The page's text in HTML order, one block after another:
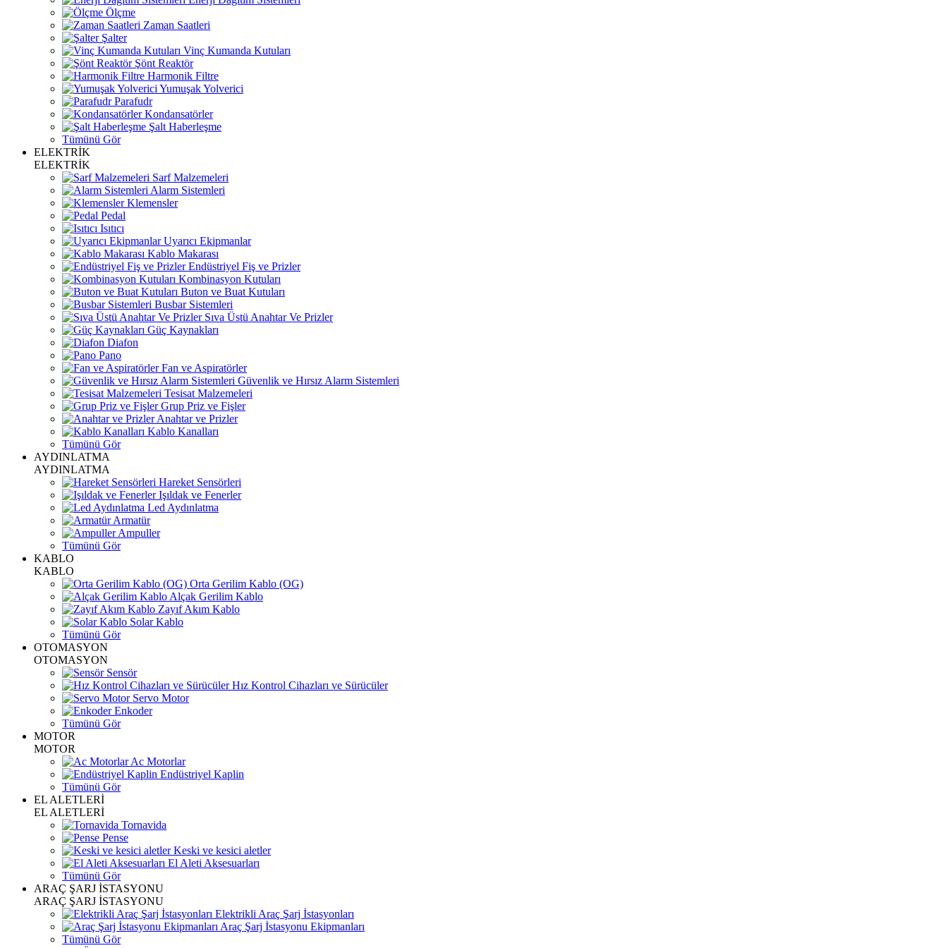
Ölçme
Zaman Saatleri
Şalter
Vinç Kumanda Kutuları
Şönt Reaktör
Harmonik Filtre
Yumuşak Yolverici
Parafudr
Kondansatörler
Şalt Haberleşme
Tümünü Gör
ELEKTRİK
ELEKTRİK
Sarf Malzemeleri
Alarm Sistemleri
Klemensler
Pedal
Isıtıcı
Uyarıcı Ekipmanlar
Kablo Makarası
Endüstriyel Fiş ve Prizler
Kombinasyon Kutuları
Buton ve Buat Kutuları
Busbar Sistemleri
Sıva Üstü Anahtar Ve Prizler
Güç Kaynakları
Diafon
Pano
Fan ve Aspiratörler
Güvenlik ve Hırsız Alarm Sistemleri
Tesisat Malzemeleri
Grup Priz ve Fişler
Anahtar ve Prizler
Kablo Kanalları
Tümünü Gör
AYDINLATMA
AYDINLATMA
Hareket Sensörleri
Işıldak ve Fenerler
Led Aydınlatma
Armatür
Ampuller
Tümünü Gör
KABLO
KABLO
Orta Gerilim Kablo (OG)
Alçak Gerilim Kablo
Zayıf Akım Kablo
Solar Kablo
Tümünü Gör
OTOMASYON
OTOMASYON
Sensör
Hız Kontrol Cihazları ve Sürücüler
Servo Motor
Enkoder
Tümünü Gör
MOTOR
MOTOR
Ac Motorlar
Endüstriyel Kaplin
Tümünü Gör
EL ALETLERİ
EL ALETLERİ
Tornavida
Pense
Keski ve kesici aletler
El Aleti Aksesuarları
Tümünü Gör
ARAÇ ŞARJ İSTASYONU
ARAÇ ŞARJ İSTASYONU
Elektrikli Araç Şarj İstasyonları
Araç Şarj İstasyonu Ekipmanları
Tümünü Gör